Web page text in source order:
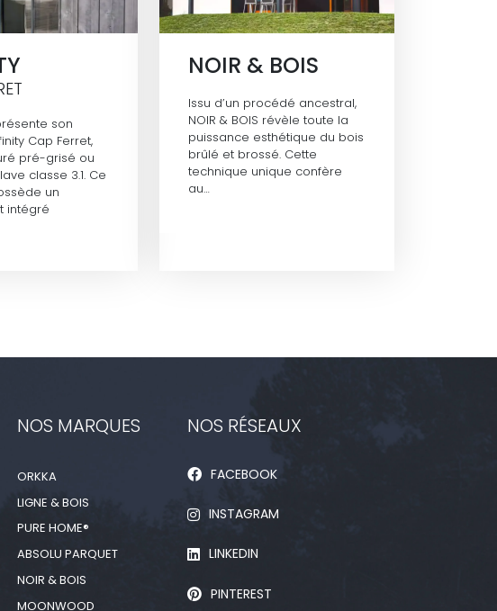
son
Cap Ferret,
pré-grisé ou
classe 3.1. Ce
un
intégré
NOIR & BOIS
Issu d’un procédé ancestral,
NOIR & BOIS révèle toute la
puissance esthétique du bois
brûlé et brossé. Cette
technique unique confère
au…
NOS MARQUES
ORKKA
LIGNE & BOIS
PURE HOME®
ABSOLU PARQUET
NOIR & BOIS
MOONWOOD
NOS RÉSEAUX
FACEBOOK
INSTAGRAM
LINKEDIN
PINTEREST